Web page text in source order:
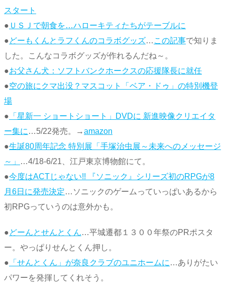
スタート
● ＵＳＪで朝食を…ハローキティたちがテーブルに
●どーもくんとラフくんのコラボグッズ… この記事で知りま
した。こんなコラボグッズが作れるんだね～。
●お父さん犬：ソフトバンクホークスの応援隊長に就任
●空の旅にクマ出没？マスコット「ベア・ドゥ」の特別機登
場
● 「星新一 ショートショート」DVDに 新進映像クリエイタ
ー集に …5/22発売。→amazon
●生誕80周年記念 特別展「手塚治虫展～未来へのメッセージ
～」
…4/18-6/21、江戸東京博物館にて。
●今度はACTじゃない!! 『ソニック』シリーズ初のRPGが8
月6日に発売決定…ソニックのゲームっていっぱいあるから
初RPGっていうのは意外かも。
●どーんとせんとくん…平城遷都１３００年祭のPRポスタ
ー。やっぱりせんとくん押し。
● 「せんとくん」が奈良クラブのユニホームに …ありがたい
パワーを発揮してくれそう。